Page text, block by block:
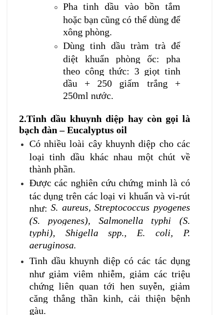
Pha tinh dầu vào bồn tắm
hoặc bạn cũng có thể dùng để
xông phòng.
Dùng tinh dầu tràm trà để
diệt khuẩn phòng ốc: pha
theo công thức: 3 giọt tinh
dầu + 250 giấm trắng +
250ml nước.
2.Tinh dầu khuynh diệp hay còn gọi là
bạch đàn – Eucalyptus oil
Có nhiều loài cây khuynh diệp cho các
loại tinh dầu khác nhau một chút về
thành phần.
Được các nghiên cứu chứng minh là có
tác dụng trên các loại vi khuẩn và vi-rút
như:S. aureus, Streptococcus pyogenes
(S. pyogenes), Salmonella typhi (S.
typhi), Shigella spp., E. coli, P.
aeruginosa.
Tinh dầu khuynh diệp có các tác dụng
như giảm viêm nhiễm, giảm các triệu
chứng liên quan tới hen suyễn, giảm
căng thẳng thần kinh, cải thiện bệnh
gàu.